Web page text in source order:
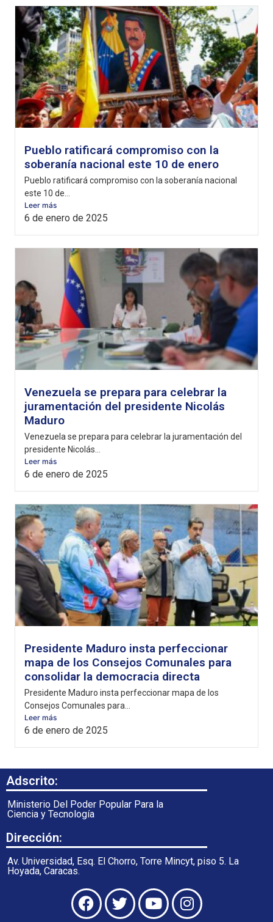
Pueblo ratificará compromiso con la
soberanía nacional este 10 de enero
Pueblo ratificará compromiso con la soberanía nacional
este 10 de...
Leer más
6 de enero de 2025
Venezuela se prepara para celebrar la
juramentación del presidente Nicolás
Maduro
Venezuela se prepara para celebrar la juramentación del
presidente Nicolás...
Leer más
6 de enero de 2025
Presidente Maduro insta perfeccionar
mapa de los Consejos Comunales para
consolidar la democracia directa
Presidente Maduro insta perfeccionar mapa de los
Consejos Comunales para...
Leer más
6 de enero de 2025
Adscrito:
Ministerio Del Poder Popular Para la
Ciencia y Tecnología
Dirección:
Av. Universidad, Esq. El Chorro, Torre Mincyt, piso 5. La
Hoyada, Caracas.